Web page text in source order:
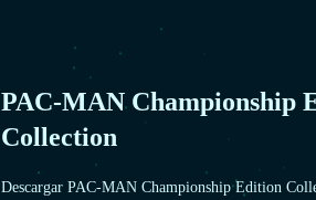
PAC-MAN Championship
Collection
Descargar PAC-MAN Championship Edition